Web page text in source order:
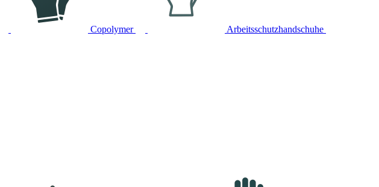
Copolymer Arbeitsschutzhandschuhe